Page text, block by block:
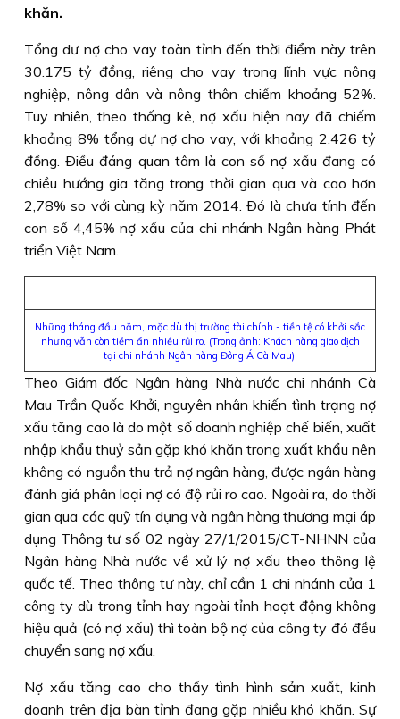
khăn.
Tổng dư nợ cho vay toàn tỉnh đến thời điểm này trên
30.175 tỷ đồng, riêng cho vay trong lĩnh vực nông
nghiệp, nông dân và nông thôn chiếm khoảng 52%.
Tuy nhiên, theo thống kê, nợ xấu hiện nay đã chiếm
khoảng 8% tổng dự nợ cho vay, với khoảng 2.426 tỷ
đồng. Ðiều đáng quan tâm là con số nợ xấu đang có
chiều hướng gia tăng trong thời gian qua và cao hơn
2,78% so với cùng kỳ năm 2014. Ðó là chưa tính đến
con số 4,45% nợ xấu của chi nhánh Ngân hàng Phát
triển Việt Nam.
Những tháng đầu năm, mặc dù thị trường tài chính - tiền tệ có khởi sắc
nhưng vẫn còn tiềm ẩn nhiều rủi ro. (Trong ảnh: Khách hàng giao dịch
tại chi nhánh Ngân hàng Đông Á Cà Mau).
Theo Giám đốc Ngân hàng Nhà nước chi nhánh Cà
Mau Trần Quốc Khởi, nguyên nhân khiến tình trạng nợ
xấu tăng cao là do một số doanh nghiệp chế biến, xuất
nhập khẩu thuỷ sản gặp khó khăn trong xuất khẩu nên
không có nguồn thu trả nợ ngân hàng, được ngân hàng
đánh giá phân loại nợ có độ rủi ro cao. Ngoài ra, do thời
gian qua các quỹ tín dụng và ngân hàng thương mại áp
dụng Thông tư số 02 ngày 27/1/2015/CT-NHNN của
Ngân hàng Nhà nước về xử lý nợ xấu theo thông lệ
quốc tế. Theo thông tư này, chỉ cần 1 chi nhánh của 1
công ty dù trong tỉnh hay ngoài tỉnh hoạt động không
hiệu quả (có nợ xấu) thì toàn bộ nợ của công ty đó đều
chuyển sang nợ xấu.
Nợ xấu tăng cao cho thấy tình hình sản xuất, kinh
doanh trên địa bàn tỉnh đang gặp nhiều khó khăn. Sự